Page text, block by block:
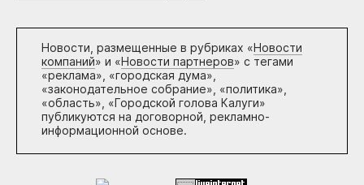
Новости, размещенные в рубриках «Новости
компаний» и «Новости партнеров» с тегами
«реклама», «городская дума»,
«законодательное собрание», «политика»,
«область», «Городской голова Калуги»
публикуются на договорной, рекламно-
информационной основе.